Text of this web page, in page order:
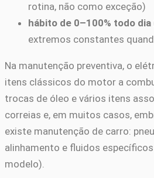
rotina, não como exceção)
hábito de 0–100% todo dia
extremos constantes
Na manutenção preventiva, o
itens clássicos do motor a
trocas de óleo e vários itens
correias e, em muitos casos,
existe manutenção de carro:
alinhamento e fluidos
modelo).